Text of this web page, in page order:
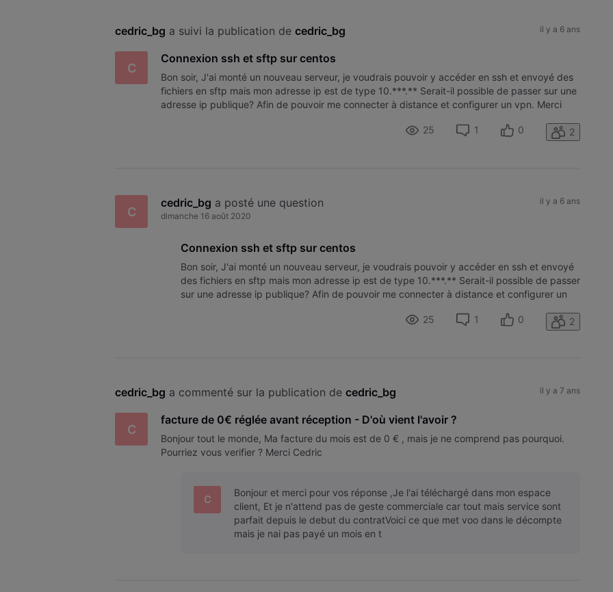
cedric_bg a suivi la publication de cedric_bg il y a 6 ans
C
Connexion ssh et sftp sur centos
Bon soir, J'ai monté un nouveau serveur, je voudrais pouvoir y accéder en ssh et envoyé des
fichiers en sftp mais mon adresse ip est de type 10.***.** Serait-il possible de passer sur une
adresse ip publique? Afin de pouvoir me connecter à distance et configurer un vpn. Merci
25
1 0 2
C
cedric_bg a posté une question
dimanche 16 août 2020
il y a 6 ans
Connexion ssh et sftp sur centos
Bon soir, J'ai monté un nouveau serveur, je voudrais pouvoir y accéder en ssh et envoyé
des fichiers en sftp mais mon adresse ip est de type 10.***.** Serait-il possible de passer
sur une adresse ip publique? Afin de pouvoir me connecter à distance et configurer un
25
1 0 2
cedric_bg a commenté sur la publication de cedric_bg il y a 7 ans
C
facture de 0€ réglée avant réception - D'où vient l'avoir ?
Bonjour tout le monde, Ma facture du mois est de 0 € , mais je ne comprend pas pourquoi.
Pourriez vous verifier ? Merci Cedric
C
Bonjour et merci pour vos réponse ,Je l'ai téléchargé dans mon espace
client, Et je n'attend pas de geste commerciale car tout mais service sont
parfait depuis le debut du contratVoici ce que met voo dans le décompte
mais je nai pas payé un mois en t